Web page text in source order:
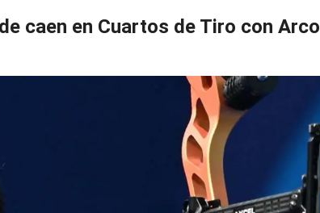
caen en Cuartos de Tiro con Arco